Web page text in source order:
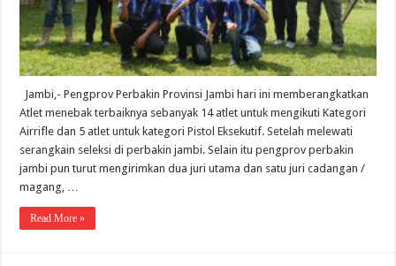
Jambi,- Pengprov Perbakin Provinsi Jambi hari ini memberangkatkan
Atlet menebak terbaiknya sebanyak 14 atlet untuk mengikuti Kategori
Airrifle dan 5 atlet untuk kategori Pistol Eksekutif. Setelah melewati
serangkain seleksi di perbakin jambi. Selain itu pengprov perbakin
jambi pun turut mengirimkan dua juri utama dan satu juri cadangan /
magang, …
Read More »